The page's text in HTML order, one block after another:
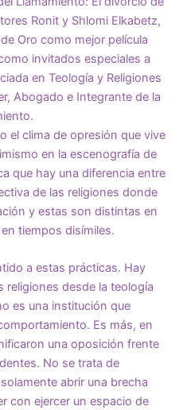
Ronit y Shlomi Elkabetz,
Oro como mejor película
invitados especiales a
en Teología y Religiones
Abogado e Integrante de la
el clima de opresión que vive
en la escenografía de
que hay una diferencia entre
de las religiones donde
y estas son distintas en
tiempos disímiles.
a estas prácticas. Hay
religiones desde la teología
es una institución que
Es más, en
una oposición frente
No se trata de
abrir una brecha
con ejercer un espacio de